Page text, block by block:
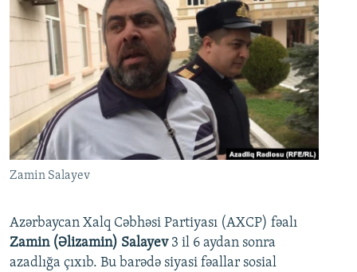
Zamin Salayev
Azərbaycan Xalq Cəbhəsi Partiyası (AXCP) fəalı
Zamin (Əlizamin) Salayev 3 il 6 aydan sonra
azadlığa çıxıb. Bu barədə siyasi fəallar sosial